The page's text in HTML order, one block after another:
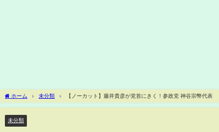
ホーム 未分類 【ノーカット】藤井貴彦が党首にきく！参政党 神谷宗幣代表
未分類